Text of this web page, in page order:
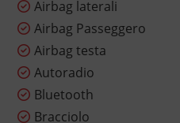
Airbag laterali
Airbag Passeggero
Airbag testa
Autoradio
Bluetooth
Bracciolo